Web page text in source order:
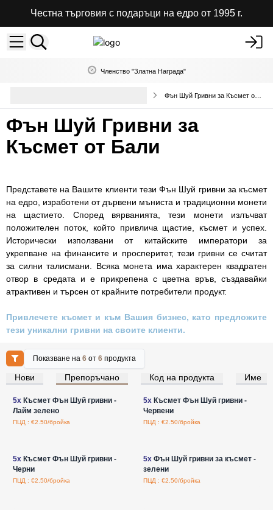
Честна търговия с подаръци на едро от 1995 г.
Членство "Златна Награда"
Фън Шуй Гривни за
Късмет от Бали
Представете на Вашите клиенти тези Фън Шуй гривни за късмет
на едро, изработени от дървени мъниста и традиционни монети
на щастието. Според вярванията, тези монети излъчват
положителен поток, който привлича щастие, късмет и успех.
Исторически използвани от китайските императори за
укрепване на финансите и просперитет, тези гривни се считат
за силни талисмани. Всяка монета има характерен квадратен
отвор в средата и е прикрепена с цветна връв, създавайки
атрактивен и търсен от крайните потребители продукт.
Привлечете късмет и към Вашия бизнес, като предложите
тези уникални гривни на своите клиенти.
Показване на6 от6 продукта
Нови Препоръчано Код на продукта Име
Влезте за цени на едро
5xКъсмет Фън Шуй гривни -
Лайм зелено
ПЦД : €2.50/бройка
Влезте за цени на едро
5xКъсмет Фън Шуй гривни -
Червени
ПЦД : €2.50/бройка
5xКъсмет Фън Шуй гривни -
Черни
ПЦД : €2.50/бройка
5xФън Шуй гривни за късмет -
зелени
ПЦД : €2.50/бройка